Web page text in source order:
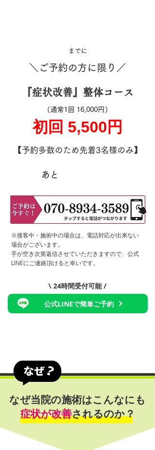
​までに
＼ご予約の方に限り／
『症状改善』​整体コース
（通常1回 16,000円）
初回 5,500円
【予約多数のため先着3名様のみ】
あと
​※接客中・施術中の場合は、電話対応が出来ない
場合がございます。
手が空き次第返信させていただきますので、公式
LINEにご連絡頂けると幸いです。
\ 24時間受付可能 /
公式LINEで簡単ご予約
なぜ当院の施術はこんなにも
症状が改善されるのか？